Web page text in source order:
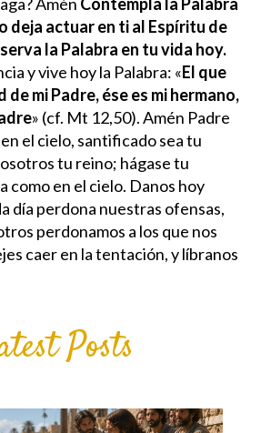
deja actuar en ti al Espíritu de
la Palabra en tu vida hoy.
y vive hoy la Palabra: «El que
mi Padre, ése es mi hermano,
» (cf. Mt 12,50). Amén Padre
el cielo, santificado sea tu
tu reino; hágase tu
como en el cielo. Danos hoy
día perdona nuestras ofensas,
perdonamos a los que nos
caer en la tentación, y líbranos
Posts